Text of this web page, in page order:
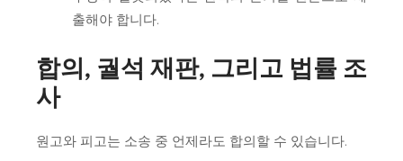
출해야 합니다.
합의, 궐석 재판, 그리고 법률 조
사
원고와 피고는 소송 중 언제라도 합의할 수 있습니다.